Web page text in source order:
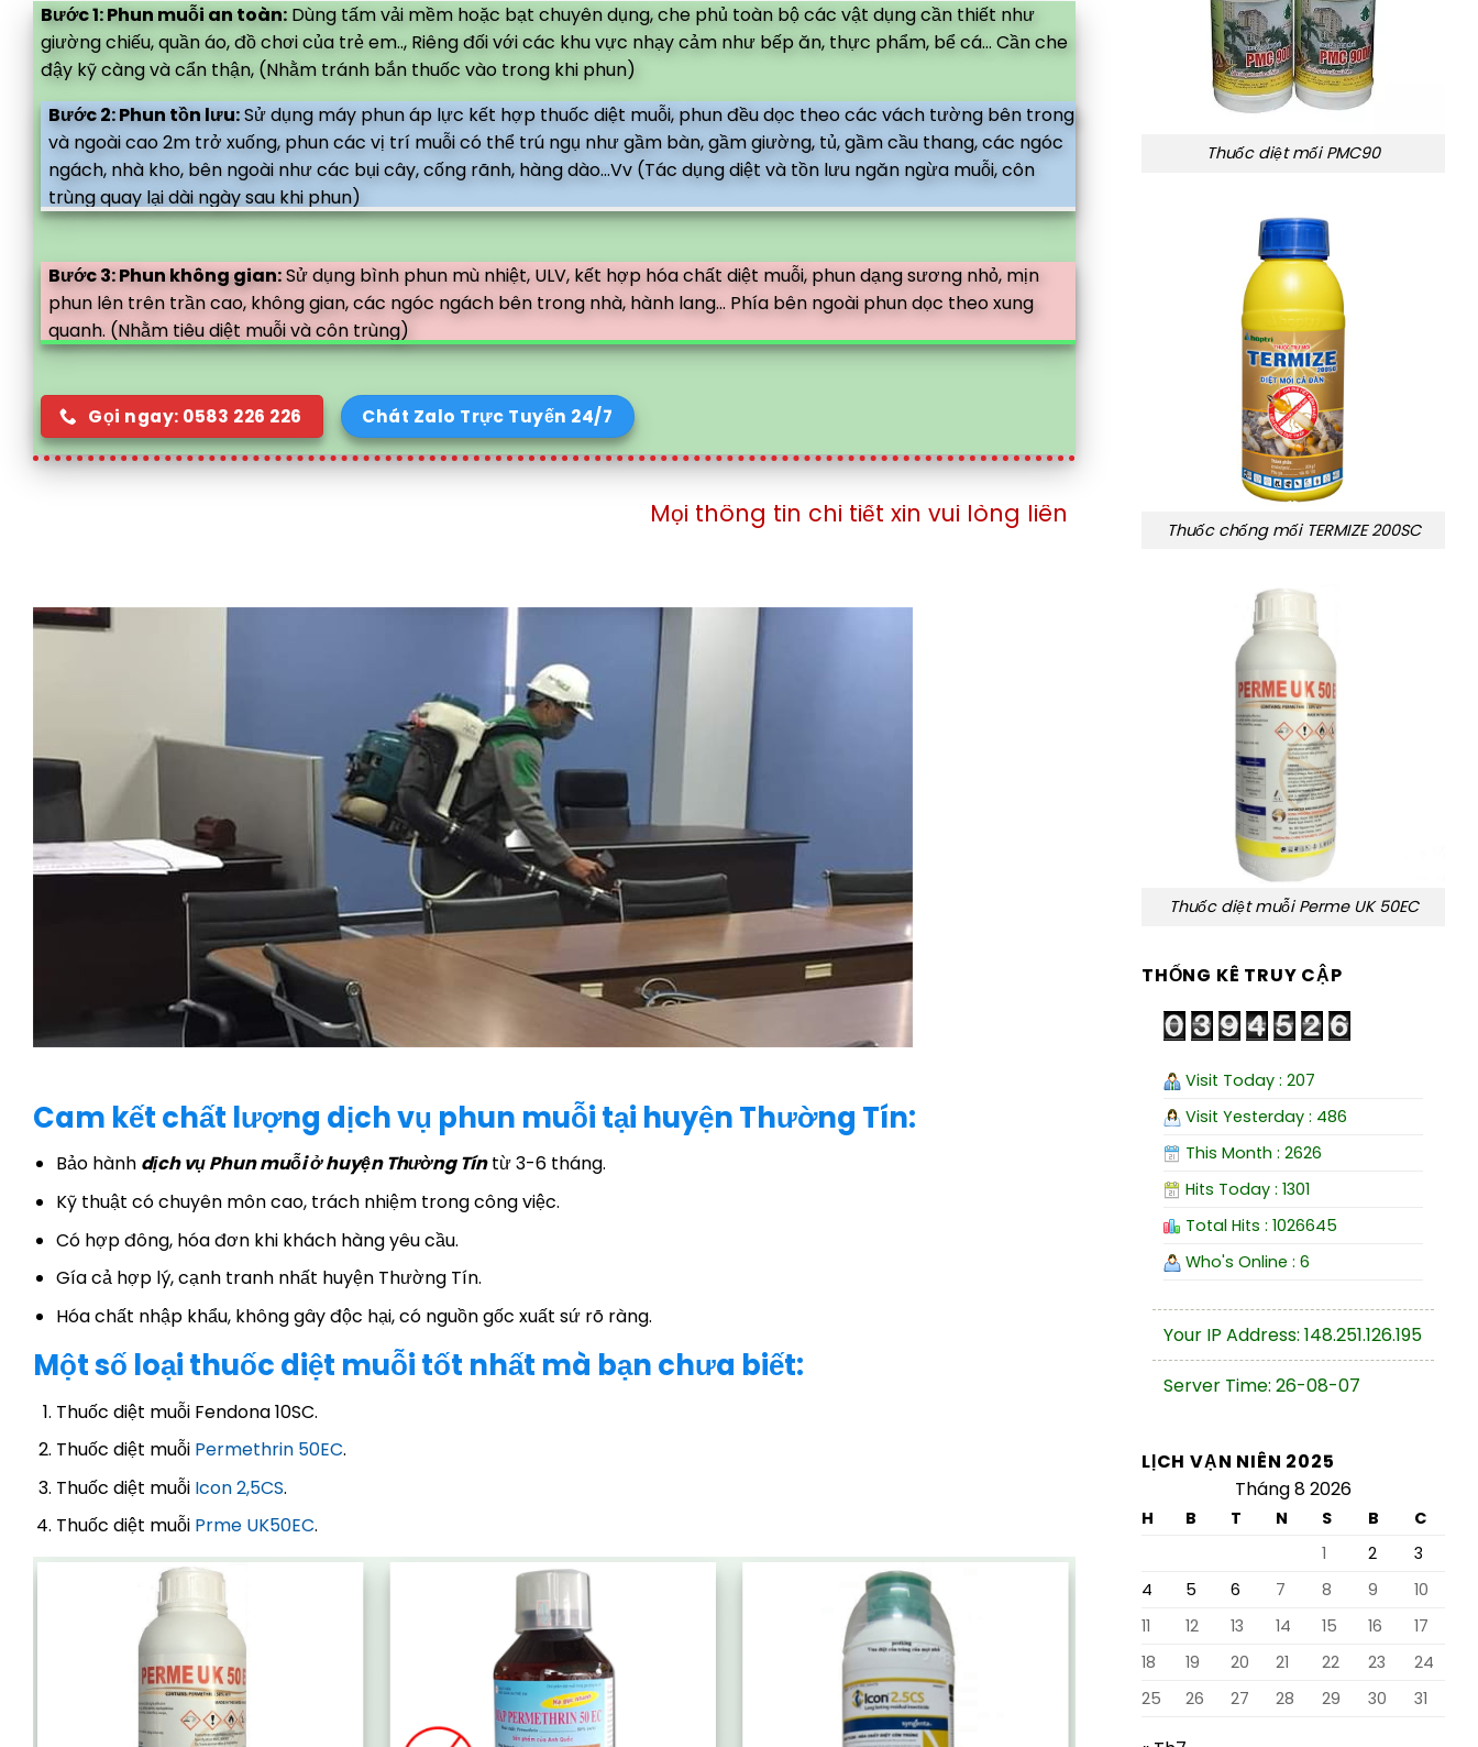
Bước 1: Phun muỗi an toàn: Dùng tấm vải mềm hoặc bạt chuyên dụng, che phủ toàn bộ các vật dụng cần thiết như
giường chiếu, quần áo, đồ chơi của trẻ em.., Riêng đối với các khu vực nhạy cảm như bếp ăn, thực phẩm, bể cá... Cần che
đậy kỹ càng và cẩn thận, (Nhằm tránh bắn thuốc vào trong khi phun)
Bước 2: Phun tồn lưu:Sử dụng máy phun áp lực kết hợp thuốc diệt muỗi, phun đều dọc theo các vách tường bên trong
và ngoài cao 2m trở xuống, phun các vị trí muỗi có thể trú ngụ như gầm bàn, gầm giường, tủ, gầm cầu thang, các ngóc
ngách, nhà kho, bên ngoài như các bụi cây, cống rãnh, hàng dào...Vv (Tác dụng diệt và tồn lưu ngăn ngừa muỗi, côn
trùng quay lại dài ngày sau khi phun)
Bước 3: Phun không gian:Sử dụng bình phun mù nhiệt, ULV, kết hợp hóa chất diệt muỗi, phun dạng sương nhỏ, mịn
phun lên trên trần cao, không gian, các ngóc ngách bên trong nhà, hành lang... Phía bên ngoài phun dọc theo xung
quanh. (Nhằm tiêu diệt muỗi và côn trùng)
Gọi ngay: 0583 226 226 Chát Zalo Trực Tuyến 24/7
Mọi thông tin chi tiết xin vui lòng liên hệ với công ty theo số điện thoại 0583 226
Cam kết chất lượng dịch vụ phun muỗi tại huyện Thường Tín:
Bảo hành dịch vụ Phun muỗi ở huyện Thường Tíntừ 3-6 tháng.
Kỹ thuật có chuyên môn cao, trách nhiệm trong công việc.
Có hợp đông, hóa đơn khi khách hàng yêu cầu.
Gía cả hợp lý, cạnh tranh nhất huyện Thường Tín.
Hóa chất nhập khẩu, không gây độc hại, có nguồn gốc xuất sứ rõ ràng.
Một số loại thuốc diệt muỗi tốt nhất mà bạn chưa biết:
Thuốc diệt muỗi Fendona 10SC.
Thuốc diệt muỗi Permethrin 50EC.
Thuốc diệt muỗi Icon 2,5CS.
Thuốc diệt muỗi Prme UK50EC.
Thuốc diệt mối PMC90
Thuốc chống mối TERMIZE 200SC
Thuốc diệt muỗi Perme UK 50EC
THỐNG KÊ TRUY CẬP
Visit Today : 207
Visit Yesterday : 486
This Month : 2626
Hits Today : 1301
Total Hits : 1026645
Who's Online : 6
Your IP Address: 148.251.126.195
Server Time: 26-08-07
LỊCH VẠN NIÊN 2025
Tháng 8 2026
H B T N S B
C
1
2
3
4
5 6 7 8 9
10
11
12 13 14 15 16
17
18
19 20 21 22 23
24
25
26 27 28 29 30 31